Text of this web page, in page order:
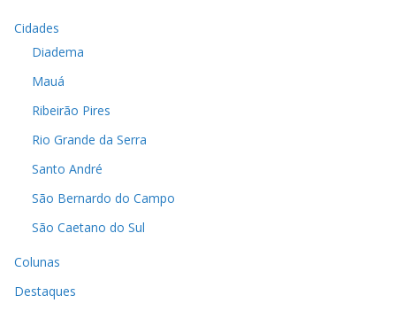
Cidades
Diadema
Mauá
Ribeirão Pires
Rio Grande da Serra
Santo André
São Bernardo do Campo
São Caetano do Sul
Colunas
Destaques